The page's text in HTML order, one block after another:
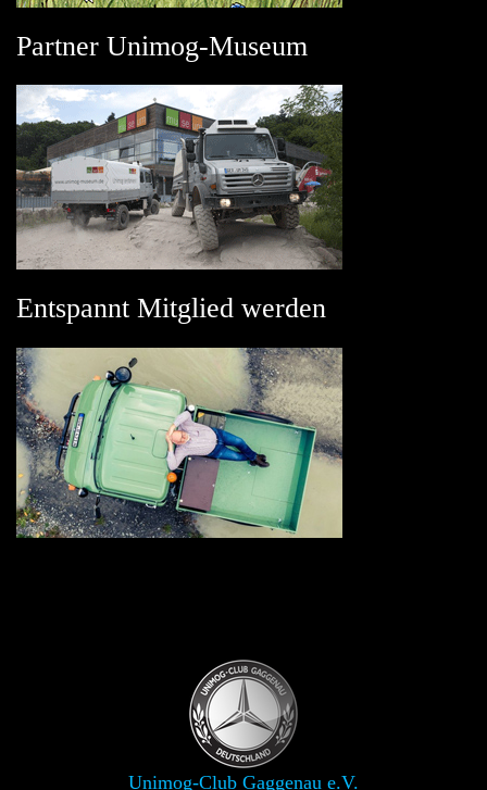
Partner Unimog-Museum
Entspannt Mitglied werden
Unimog-Club Gaggenau e.V.